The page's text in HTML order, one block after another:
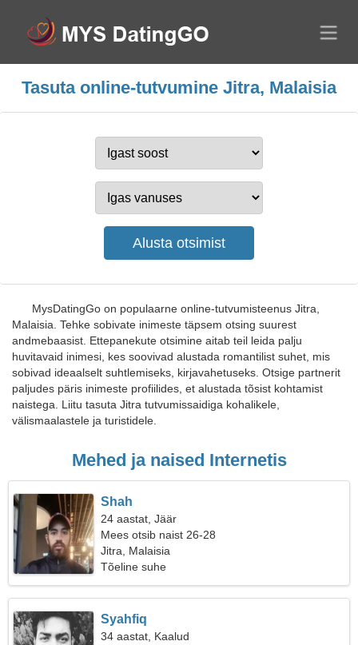
Tasuta online-tutvumine Jitra, Malaisia
MysDatingGo on populaarne online-tutvumisteenus Jitra,
Malaisia. Tehke sobivate inimeste täpsem otsing suurest
andmebaasist. Ettepanekute otsimine aitab teil leida palju
huvitavaid inimesi, kes soovivad alustada romantilist suhet, mis
sobivad ideaalselt suhtlemiseks, kirjavahetuseks. Otsige partnerit
paljudes päris inimeste profiilides, et alustada tõsist kohtamist
naistega. Liitu tasuta Jitra tutvumissaidiga kohalikele,
välismaalastele ja turistidele.
Mehed ja naised Internetis
Shah
24 aastat, Jäär
Mees otsib naist 26-28
Jitra, Malaisia
Tõeline suhe
Syahfiq
34 aastat, Kaalud